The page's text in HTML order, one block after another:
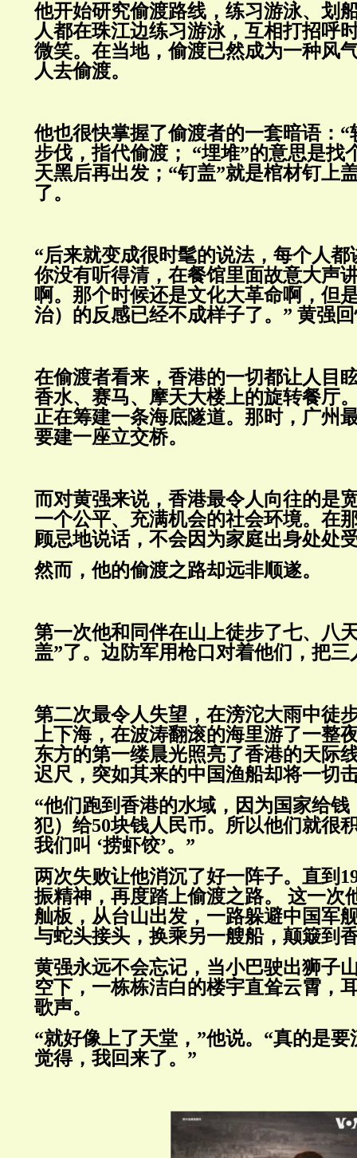
他开始研究偷渡路线，练习游泳、划
人都在珠江边练习游泳，互相打招呼
微笑。在当地，偷渡已然成为一种风
人去偷渡。
他也很快掌握了偷渡者的一套暗语：“
步伐，指代偷渡； “埋堆”的意思是找
天黑后再出发；“钉盖”就是棺材钉上
了。
“后来就变成很时髦的说法，每个人
你没有听得清，在餐馆里面故意大声
啊。那个时候还是文化大革命啊，但
治）的反感已经不成样子了。” 黄强
在偷渡者看来，香港的一切都让人
香水、赛马、摩天大楼上的旋转餐厅
正在筹建一条海底隧道。那时，广州
要建一座立交桥。
而对黄强来说，香港最令人向往的是
一个公平、充满机会的社会环境。在
顾忌地说话，不会因为家庭出身处处
然而，他的偷渡之路却远非顺遂。
第一次他和同伴在山上徒步了七、八
盖”了。边防军用枪口对着他们，把
第二次最令人失望，在滂沱大雨中徒
上下海，在波涛翻滚的海里游了一整
东方的第一缕晨光照亮了香港的天际
迟尺，突如其来的中国渔船却将一切
“他们跑到香港的水域，因为国家给
犯）给50块钱人民币。所以他们就很
我们叫 ‘捞虾饺’。”
两次失败让他消沉了好一阵子。直到
振精神，再度踏上偷渡之路。 这一次
舢板，从台山出发，一路躲避中国军
与蛇头接头，换乘另一艘船，颠簸到
黄强永远不会忘记，当小巴驶出狮子
空下，一栋栋洁白的楼宇直耸云霄，
歌声。
“就好像上了天堂，”他说。“真的是
觉得，我回来了。”